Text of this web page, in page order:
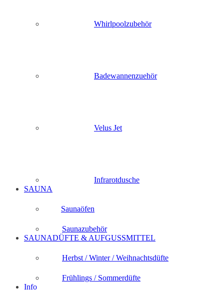
Whirlpoolzubehör
Badewannenzuehör
Velus Jet
Infrarotdusche
SAUNA
Saunaöfen
Saunazubehör
SAUNADÜFTE & AUFGUSSMITTEL
Herbst / Winter / Weihnachtsdüfte
Frühlings / Sommerdüfte
Info